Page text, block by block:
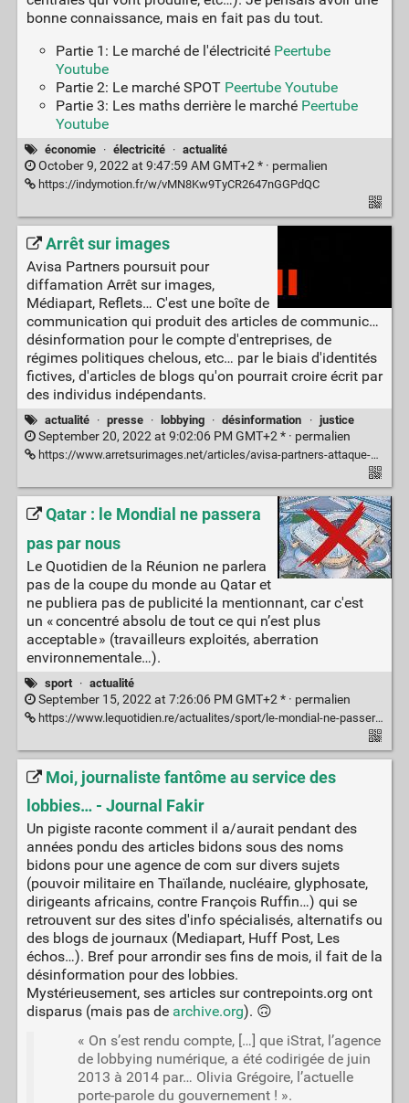
bonne connaissance, mais en fait pas du tout.
Partie 1: Le marché de l'électricité Peertube
Youtube
Partie 2: Le marché SPOT Peertube Youtube
Partie 3: Les maths derrière le marché Peertube
Youtube
économie · électricité · actualité
October 9, 2022 at 9:47:59 AM GMT+2 * · permalien
https://indymotion.fr/w/vMN8Kw9TyCR2647nGGPdQC
Arrêt sur images
Avisa Partners poursuit pour
diffamation Arrêt sur images,
Médiapart, Reflets… C'est une boîte de
communication qui produit des articles de communic…
désinformation pour le compte d'entreprises, de
régimes politiques chelous, etc… par le biais d'identités
fictives, d'articles de blogs qu'on pourrait croire écrit par
des individus indépendants.
actualité · presse · lobbying · désinformation · justice
September 20, 2022 at 9:02:06 PM GMT+2 * · permalien
https://www.arretsurimages.net/articles/avisa-partners-attaque-asi-nous-avons-besoin-de-vous
Qatar : le Mondial ne passera
pas par nous
Le Quotidien de la Réunion ne parlera
pas de la coupe du monde au Qatar et
ne publiera pas de publicité la mentionnant, car c'est
un « concentré absolu de tout ce qui n’est plus
acceptable » (travailleurs exploités, aberration
environnementale…).
sport · actualité
September 15, 2022 at 7:26:06 PM GMT+2 * · permalien
https://www.lequotidien.re/actualites/sport/le-mondial-ne-passera-pas-par-nous/
Moi, journaliste fantôme au service des
lobbies… - Journal Fakir
Un pigiste raconte comment il a/aurait pendant des
années pondu des articles bidons sous des noms
bidons pour une agence de com sur divers sujets
(pouvoir militaire en Thaïlande, nucléaire, glyphosate,
dirigeants africains, contre François Ruffin…) qui se
retrouvent sur des sites d'info spécialisés, alternatifs ou
des blogs de journaux (Mediapart, Huff Post, Les
échos…). Bref pour arrondir ses fins de mois, il fait de la
désinformation pour des lobbies.
Mystérieusement, ses articles sur contrepoints.org ont
disparus (mais pas de archive.org). 🙃
« On s’est rendu compte, […] que iStrat, l’agence
de lobbying numérique, a été codirigée de juin
2013 à 2014 par… Olivia Grégoire, l’actuelle
porte-parole du gouvernement ! ».